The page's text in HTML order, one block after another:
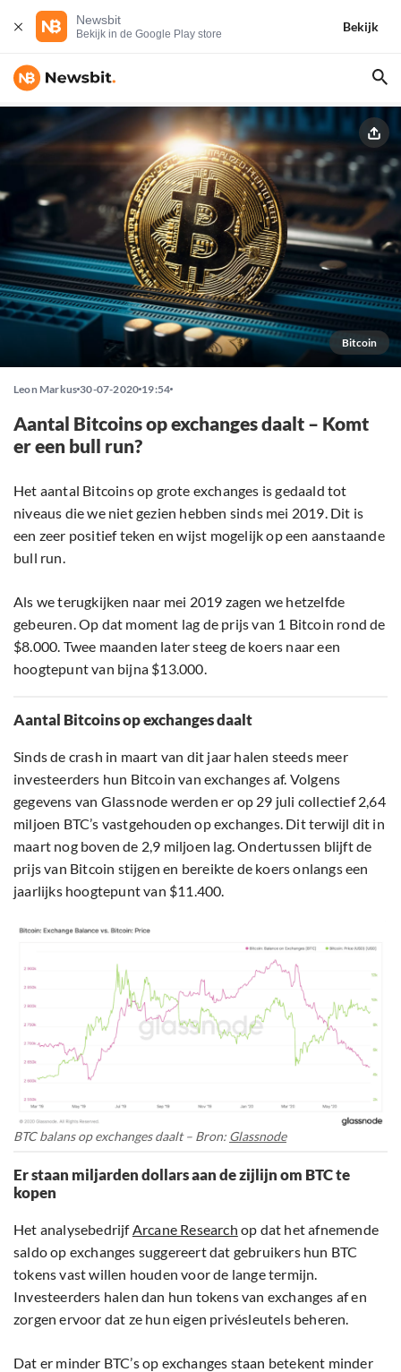
Newsbit
Bekijk in de Google Play store
Bekijk
Bitcoin
Leon Markus 30-07-2020 19:54
Aantal Bitcoins op exchanges daalt – Komt
er een bull run?
Het aantal Bitcoins op grote exchanges is gedaald tot
niveaus die we niet gezien hebben sinds mei 2019. Dit is
een zeer positief teken en wijst mogelijk op een aanstaande
bull run.
Als we terugkijken naar mei 2019 zagen we hetzelfde
gebeuren. Op dat moment lag de prijs van 1 Bitcoin rond de
$8.000. Twee maanden later steeg de koers naar een
hoogtepunt van bijna $13.000.
Aantal Bitcoins op exchanges daalt
Sinds de crash in maart van dit jaar halen steeds meer
investeerders hun Bitcoin van exchanges af. Volgens
gegevens van Glassnode werden er op 29 juli collectief 2,64
miljoen BTC’s vastgehouden op exchanges. Dit terwijl dit in
maart nog boven de 2,9 miljoen lag. Ondertussen blijft de
prijs van Bitcoin stijgen en bereikte de koers onlangs een
jaarlijks hoogtepunt van $11.400.
BTC balans op exchanges daalt – Bron: Glassnode
Er staan miljarden dollars aan de zijlijn om BTC te
kopen
Het analysebedrijf Arcane Research op dat het afnemende
saldo op exchanges suggereert dat gebruikers hun BTC
tokens vast willen houden voor de lange termijn.
Investeerders halen dan hun tokens van exchanges af en
zorgen ervoor dat ze hun eigen privésleutels beheren.
Dat er minder BTC’s op exchanges staan betekent minder